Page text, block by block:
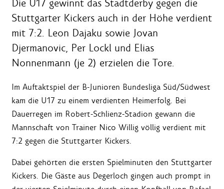
Die U17 gewinnt das Stadtderby gegen die
Stuttgarter Kickers auch in der Höhe verdient
mit 7:2. Leon Dajaku sowie Jovan
Djermanovic, Per Lockl und Elias
Nonnenmann (je 2) erzielen die Tore.
Im Auftaktspiel der B-Junioren Bundesliga Süd/Südwest
kam die U17 zu einem verdienten Heimerfolg. Bei
Dauerregen im Robert-Schlienz-Stadion gewann die
Mannschaft von Trainer Nico Willig völlig verdient mit
7:2 gegen die Stuttgarter Kickers.
Dabei gehörten die ersten Spielminuten den Stuttgarter
Kickers. Die Gäste aus Degerloch gingen auch prompt in